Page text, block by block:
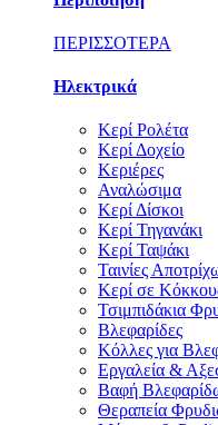
ΠΕΡΙΣΣΟΤΕΡΑ
Ηλεκτρικά
Κερί Ρολέτα
Κερί Δοχείο
Κεριέρες
Αναλώσιμα
Κερί Δίσκοι
Κερί Τηγανάκι
Κερί Ταψάκι
Ταινίες
Κερί σε
Τσιμπιδάκια
Βλεφαρίδες
Κόλλες για
Εργαλεία &
Βαφή
Θεραπεία